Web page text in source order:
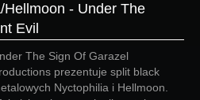
Hellmoon - Under The
Evil
The Sign Of Garazel
prezentuje split black
Nyctophilia i Hellmoon.